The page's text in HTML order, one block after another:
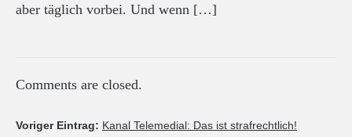
aber täglich vorbei. Und wenn […]
Comments are closed.
Voriger Eintrag: Kanal Telemedial: Das ist strafrechtlich!